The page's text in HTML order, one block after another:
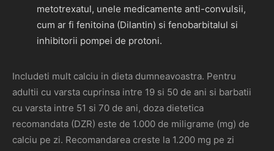
metotrexatul, unele medicamente anti-convulsii,
cum ar fi fenitoina (Dilantin) si fenobarbitalul si
inhibitorii pompei de protoni.
Includeti mult calciu in dieta dumneavoastra. Pentru
adultii cu varsta cuprinsa intre 19 si 50 de ani si barbatii
cu varsta intre 51 si 70 de ani, doza dietetica
recomandata (DZR) este de 1.000 de miligrame (mg) de
calciu pe zi. Recomandarea creste la 1.200 mg pe zi